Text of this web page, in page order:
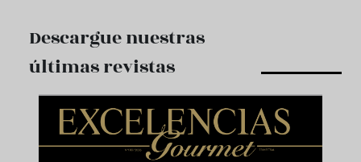
Descargue nuestras
últimas revistas